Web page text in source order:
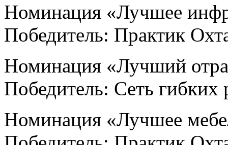
Номинация «Лучшее
Победитель: Практик
Номинация «Лучший
Победитель: Сеть гибких
Номинация «Лучшее